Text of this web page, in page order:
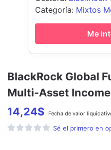
BlackRock Global
Multi-Asset
14,24$ Fecha de valor
Sé el primero en
Categoría: Mixtos
Me